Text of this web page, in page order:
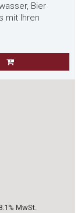
Bier
mit Ihren
MwSt.